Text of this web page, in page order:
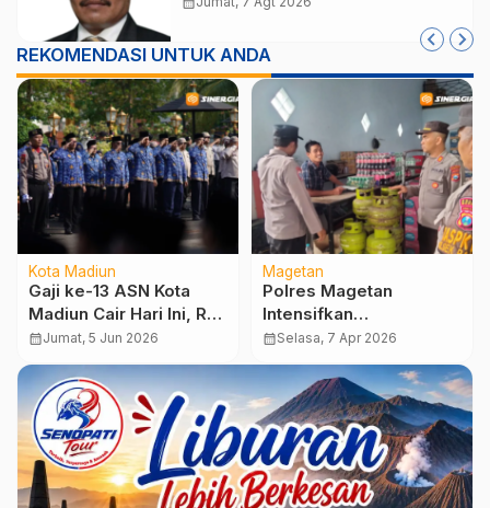
REKOMENDASI UNTUK ANDA
Kota Madiun
Gaji ke-13 ASN Kota
Madiun Cair Hari Ini, Rp
18 Miliar Langsung
Masuk Rekening 4.814
Pegawai
calendar_monthJumat, 5 Jun 2026
Magetan
Polres Magetan
Intensifkan
Pengawasan LPG,
Cegah Penimbunan dan
Penyimpangan
Distribusi
calendar_monthSelasa, 7 Apr 2026